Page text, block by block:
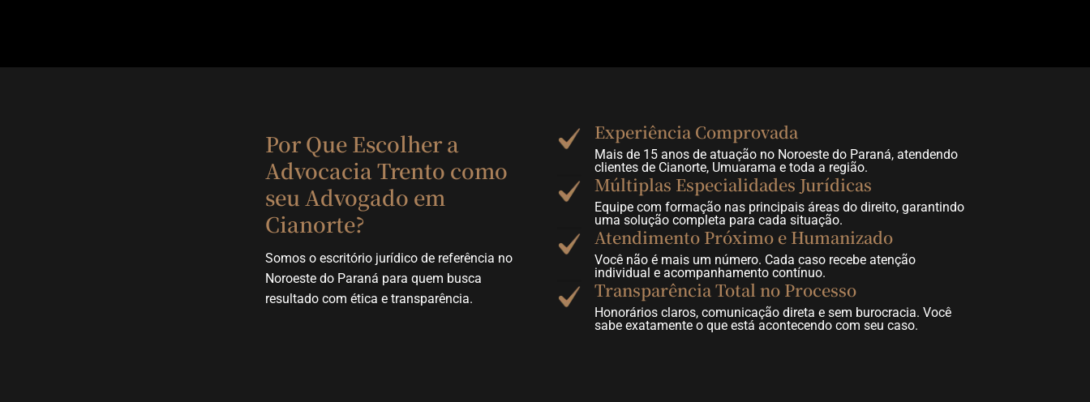
Por Que Escolher a
Advocacia Trento como
seu Advogado em
Cianorte?
Somos o escritório jurídico de referência no
Noroeste do Paraná para quem busca
resultado com ética e transparência.
Experiência Comprovada
Mais de 15 anos de atuação no Noroeste do Paraná, atendendo
clientes de Cianorte, Umuarama e toda a região.
Múltiplas Especialidades Jurídicas
Equipe com formação nas principais áreas do direito, garantindo
uma solução completa para cada situação.
Atendimento Próximo e Humanizado
Você não é mais um número. Cada caso recebe atenção
individual e acompanhamento contínuo.
Transparência Total no Processo
Honorários claros, comunicação direta e sem burocracia. Você
sabe exatamente o que está acontecendo com seu caso.